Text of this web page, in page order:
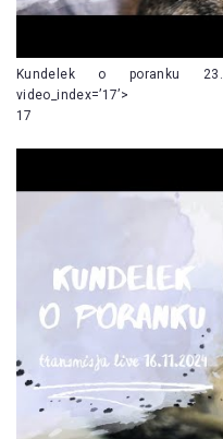
Kundelek o poranku
video_index=’17’>
17